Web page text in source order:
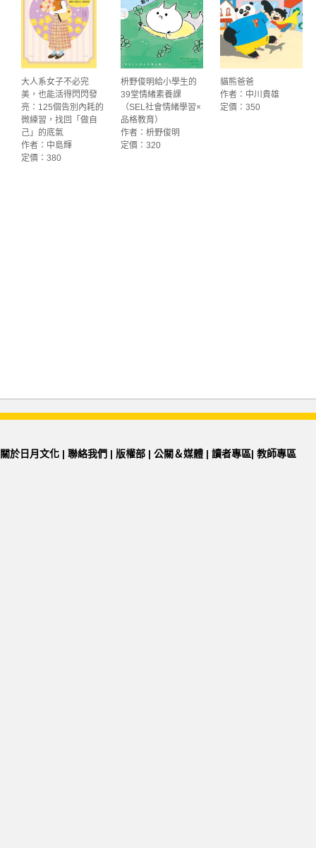
大人系女子不必完
美，也能活得閃閃發
亮：125個告別內耗的
微練習，找回「做自
己」的底氣
作者：中島輝
定價：380
枡野俊明給小學生的
39堂情緒素養課
（SEL社會情緒學習×
品格教育）
作者：枡野俊明
定價：320
貓熊爸爸
作者：中川貴雄
定價：350
關於日月文化 | 聯絡我們 | 版權部 | 公關＆媒體 | 讀者專區| 教師專區